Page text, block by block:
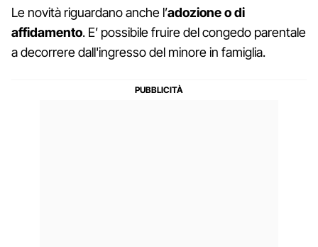
Le novità riguardano anche l’adozione o di
affidamento. E’ possibile fruire del congedo parentale
a decorrere dall'ingresso del minore in famiglia.